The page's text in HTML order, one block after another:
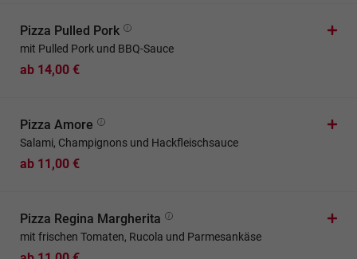
Pizza Pulled Pork
mit Pulled Pork und BBQ-Sauce
ab 14,00 €
Pizza Amore
Salami, Champignons und Hackfleischsauce
ab 11,00 €
Pizza Regina Margherita
mit frischen Tomaten, Rucola und Parmesankäse